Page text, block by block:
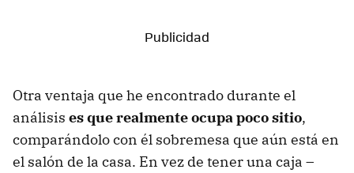
Otra ventaja que he encontrado durante el
análisis es que realmente ocupa poco sitio,
comparándolo con él sobremesa que aún está en
el salón de la casa. En vez de tener una caja –